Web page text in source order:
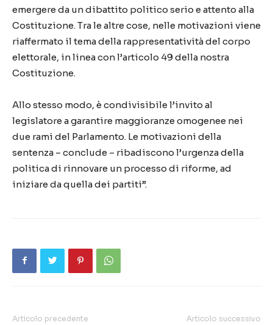
emergere da un dibattito politico serio e attento alla
Costituzione. Tra le altre cose, nelle motivazioni viene
riaffermato il tema della rappresentatività del corpo
elettorale, in linea con l’articolo 49 della nostra
Costituzione.
Allo stesso modo, è condivisibile l’invito al
legislatore a garantire maggioranze omogenee nei
due rami del Parlamento. Le motivazioni della
sentenza – conclude – ribadiscono l’urgenza della
politica di rinnovare un processo di riforme, ad
iniziare da quella dei partiti”.
Articolo precedente Articolo successivo